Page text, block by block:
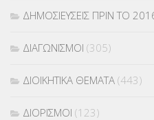
ΔΗΜΟΣΙΕΥΣΕΙΣ ΠΡΙΝ ΤΟ
ΔΙΑΓΩΝΙΣΜΟΙ (305)
ΔΙΟΙΚΗΤΙΚΑ ΘΕΜΑΤΑ (443)
ΔΙΟΡΙΣΜΟΙ (123)